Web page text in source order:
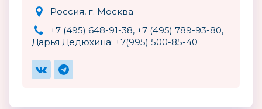
Россия, г. Москва
+7 (495) 648-91-38, +7 (495) 789-93-80,
Дарья Дедюхина: +7(995) 500-85-40‬